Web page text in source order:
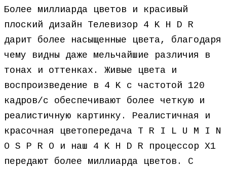
Более миллиарда цветов и красивый
плоский дизайн Телевизор 4 K H D R
дарит более насыщенные цвета, благодаря
чему видны даже мельчайшие различия в
тонах и оттенках. Живые цвета и
воспроизведение в 4 K с частотой 120
кадров/с обеспечивают более четкую и
реалистичную картинку. Реалистичная и
красочная цветопередача T R I L U M I N
O S P R O и наш 4 K H D R процессор X1
передают более миллиарда цветов. С